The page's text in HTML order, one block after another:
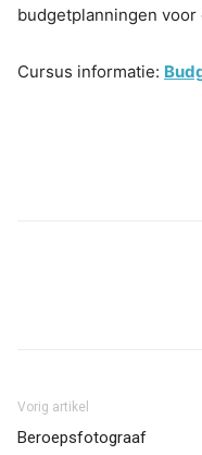
budgetplanningen
Cursus informatie:
Vorig artikel
Beroepsfotograaf